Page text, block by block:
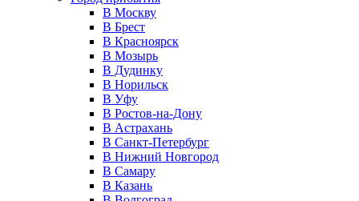
В Москву
В Брест
В Красноярск
В Мозырь
В Дудинку
В Норильск
В Уфу
В Ростов-на-Дону
В Астрахань
В Санкт-Петербург
В Нижний Новгород
В Самару
В Казань